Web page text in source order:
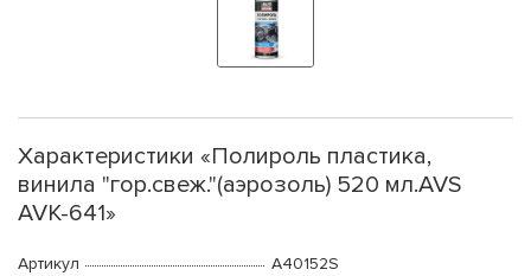
Характеристики «Полироль пластика,
винила "гор.свеж."(аэрозоль) 520 мл.AVS
AVK-641»
Артикул
A40152S